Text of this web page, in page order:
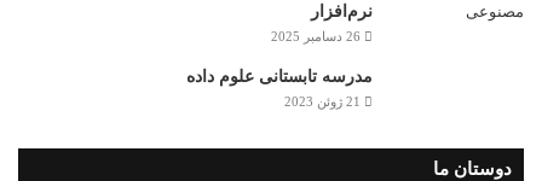
نرم‌افزار
26 دسامبر 2025
مدرسه تابستانی علوم داده
21 ژوئن 2023
دوستان ما